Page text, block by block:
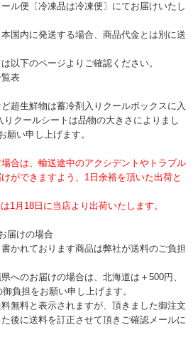
ル便〔冷凍品は冷凍便〕にてお届けいたし
国内に発送する場合、商品代金とは別に送
以下のページよりご確認ください。
表
超生鮮物は蓄冷剤入りクールボックスに入
クールシートは品物の大きさによりまし
願い申し上げます。
合は、輸送途中のアクシデントやトラブル
ができますよう、1日余裕を頂いた出荷と
1月18日に当店より出荷いたします。
届けの場合
かれております商品は弊社が送料のご負担
へのお届けの場合は、北海道は＋500円、
負担をお願い申し上げます。
無料と表示されますが、頂きました御注文
後に送料を訂正させて頂きご確認メールに